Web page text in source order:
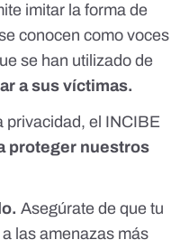
imitar la forma de
conocen comovoces
se han utilizado de
a sus víctimas.
el INCIBE
proteger nuestros
Asegúrate de que tu
las amenazas más